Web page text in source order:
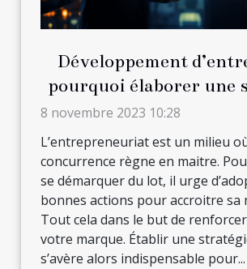
Développement
pourquoi élaborer une
de marque ?
8 novembre 2023 10:28
L’entrepreneuriat est un milieu
concurrence règne en maitre.
se démarquer du lot, il urge
bonnes actions pour accroitre sa
Tout cela dans le but de renforcer
votre marque. Établir une
s’avère alors indispensable pour...